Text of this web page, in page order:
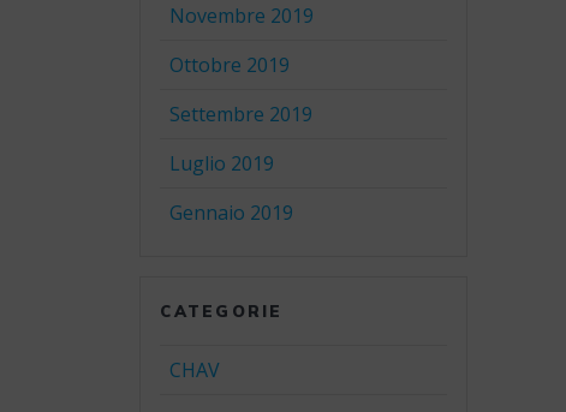
Novembre 2019
Ottobre 2019
Settembre 2019
Luglio 2019
Gennaio 2019
CATEGORIE
CHAV